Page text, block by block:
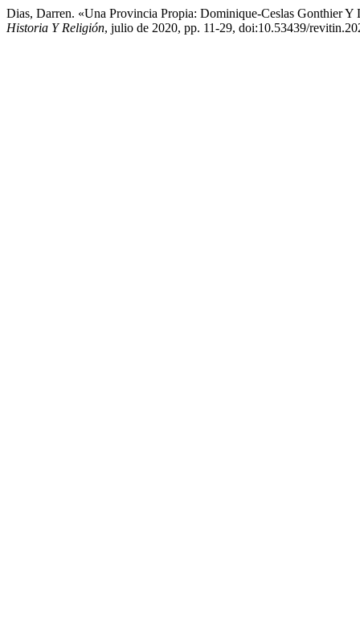
Dias, Darren. «Una Provincia Propia: Dominique-Ceslas Gonthier Y
Historia Y Religión, julio de 2020, pp. 11-29, doi:10.53439/